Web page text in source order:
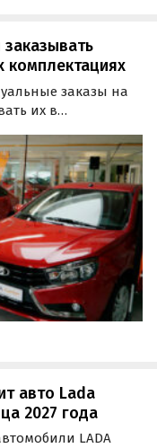
комплектациях
заказы на
их в
компании дал
«Поладим с LADA»,
авто Lada
2027 года
LADA